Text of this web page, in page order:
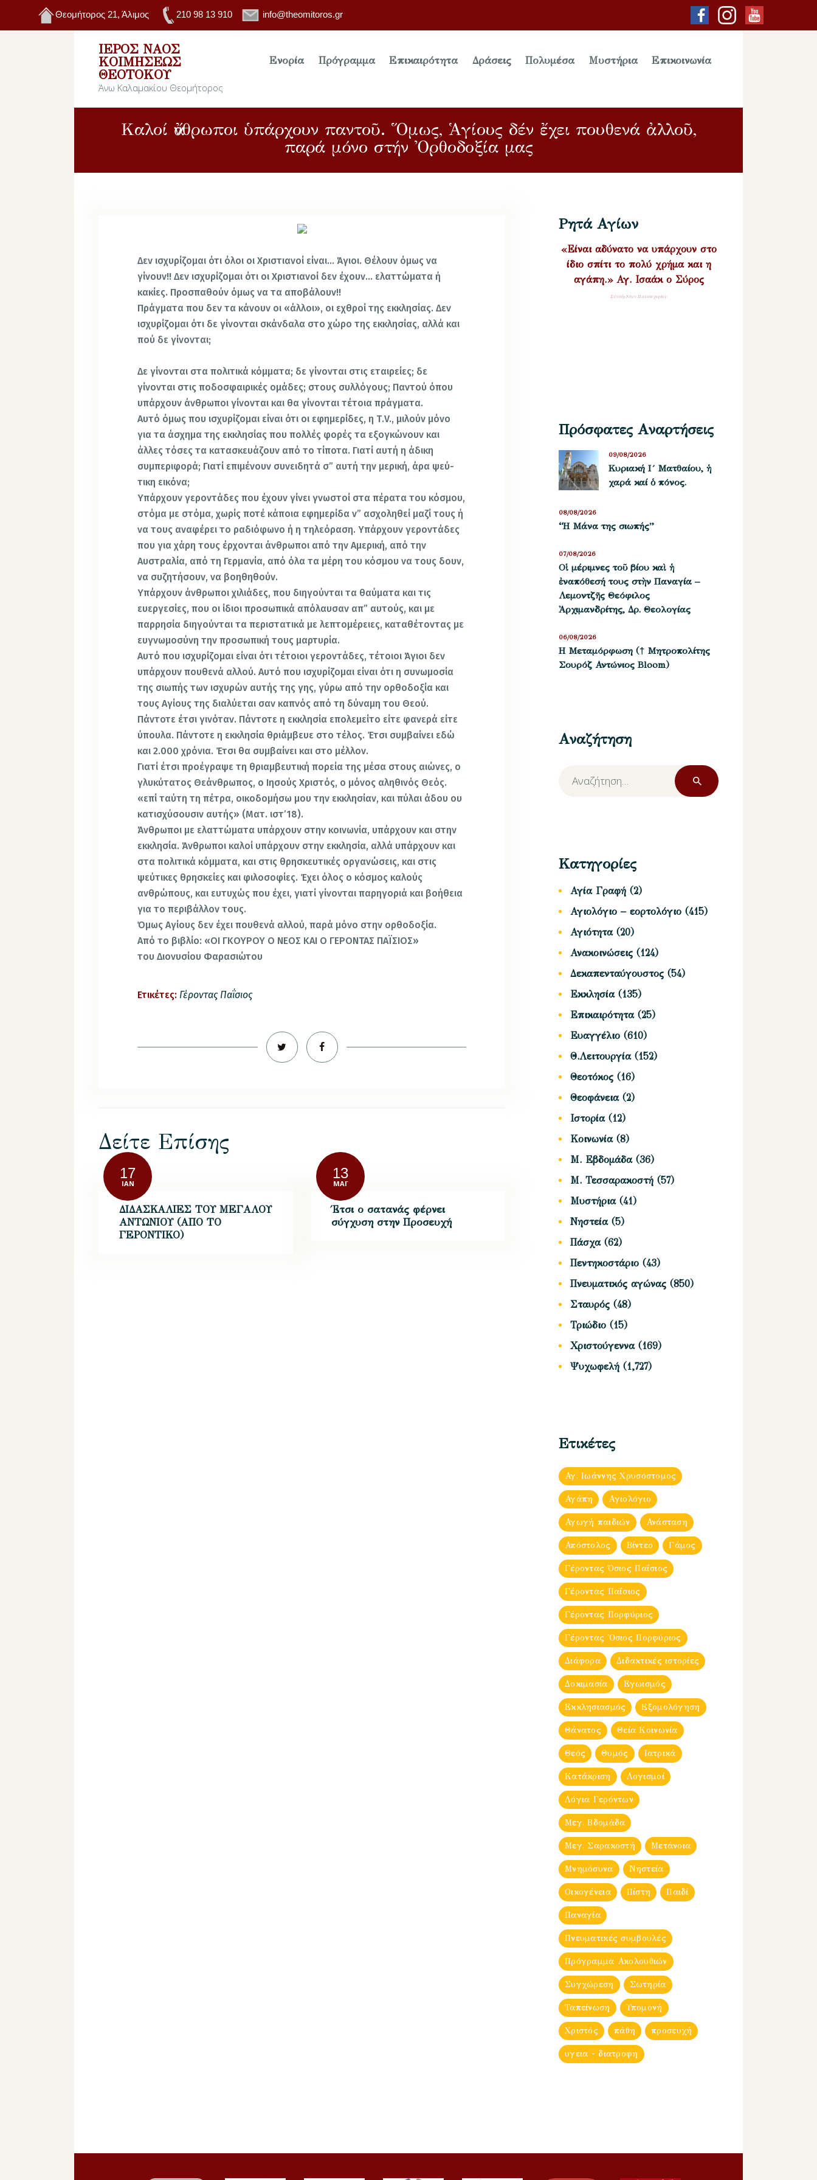
Θεομήτορος 21, Άλιμος 210 98 13 910 info@theomitoros.gr
ΙΕΡΌΣ ΝΑΌΣ
ΚΟΙΜΉΣΕΩΣ
ΘΕΟΤΌΚΟΥ
Άνω Καλαμακίου Θεομήτορος
Ενορία Πρόγραμμα Επικαιρότητα Δράσεις Πολυμέσα Μυστήρια Επικοινωνία
Καλοί ἄνθρωποι ὑπάρχουν παντοῦ. Ὅμως, Ἁγίους δέν ἔχει πουθενά ἀλλοῦ,
παρά μόνο στήν Ὀρθοδοξία μας
Δεν ισχυρίζομαι ότι όλοι οι Χριστιανοί είναι… Άγιοι. Θέλουν όμως να
γίνουν!! Δεν ισχυρίζομαι ότι οι Χριστιανοί δεν έχουν… ελατ­τώματα ή
κακίες. Προσπαθούν όμως να τα αποβάλουν!!
Πράγματα που δεν τα κάνουν οι «άλλοι», οι εχθροί της εκκλησίας. Δεν
ισχυρίζο­μαι ότι δε γίνονται σκάνδαλα στο χώρο της εκκλησίας, αλλά και
πού δε γίνονται;
Δε γίνονται στα πολιτικά κόμματα; δε γίνονται στις εται­ρείες; δε
γίνονται στις ποδοσφαιρικές ομάδες; στους συλλόγους; Παντού όπου
υπάρχουν άνθρωποι γίνονται και θα γίνονται τέτοια πράγματα.
Αυτό όμως που ισχυρίζομαι είναι ότι οι εφημερίδες, η Τ.V., μιλούν μόνο
για τα άσχημα της εκκλησίας που πολλές φορές τα εξογκώνουν και
άλλες τόσες τα κατασκευάζουν από το τίποτα. Γιατί αυτή η άδικη
συμπεριφορά; Γιατί επιμένουν συνειδητά σ” αυτή την μερική, άρα ψεύ­
τικη εικόνα;
Υπάρχουν γεροντάδες που έχουν γίνει γνωστοί στα πέρατα του κό­σμου,
στόμα με στόμα, χωρίς ποτέ κάποια εφημερίδα ν” ασχοληθεί μα­ζί τους ή
να τους αναφέρει το ραδιόφωνο ή η τηλεόραση. Υπάρχουν γεροντάδες
που για χάρη τους έρχονται άνθρωποι από την Αμερική, από την
Αυστραλία, από τη Γερμανία, από όλα τα μέρη του κόσμου να τους δουν,
να συζητήσουν, να βοηθηθούν.
Υπάρχουν άνθρωποι χιλιά­δες, που διηγούνται τα θαύματα και τις
ευεργεσίες, που οι ίδιοι προσωπικά απόλαυσαν απ” αυτούς, και με
παρρησία διηγούνται τα περιστατι­κά με λεπτομέρειες, καταθέτοντας με
ευγνωμοσύνη την προσωπική τους μαρτυρία.
Αυτό που ισχυρίζομαι είναι ότι τέτοιοι γεροντάδες, τέτοιοι Άγιοι δεν
υπάρχουν πουθενά αλλού. Αυτό που ισχυρίζομαι είναι ότι η συνω­μοσία
της σιωπής των ισχυρών αυτής της γης, γύρω από την ορθοδο­ξία και
τους Αγίους της διαλύεται σαν καπνός από τη δύναμη του Θεού.
Πάντοτε έτσι γινόταν. Πάντοτε η εκκλησία επολεμείτο είτε φανε­ρά είτε
ύπουλα. Πάντοτε η εκκλησία θριάμβευε στο τέλος. Έτσι συμ­βαίνει εδώ
και 2.000 χρόνια. Έτσι θα συμβαίνει και στο μέλλον.
Γιατί έτσι προέγραψε τη θριαμβευτική πορεία της μέσα στους αιώνες, ο
γλυκύτατος Θεάνθρωπος, ο Ιησούς Χριστός, ο μόνος αληθινός Θεός.
«επί ταύτη τη πέτρα, οικοδομήσω μου την εκκλησίαν, και πύλαι άδου ου
κατισχύσουσιν αυτής» (Ματ. ιστ’18).
Άνθρωποι με ελαττώματα υπάρχουν στην κοινωνία, υπάρχουν και στην
εκκλησία. Άνθρωποι καλοί υπάρχουν στην εκκλησία, αλλά υπάρ­χουν και
στα πολιτικά κόμματα, και στις θρησκευτικές οργανώσεις, και στις
ψεύτικες θρησκείες και φιλοσοφίες. Έχει όλος ο κόσμος καλούς
ανθρώπους, και ευτυχώς που έχει, γιατί γίνονται παρηγοριά και βοήθεια
για το περιβάλλον τους.
Όμως Αγίους δεν έχει πουθενά αλλού, παρά μόνο στην ορθοδοξία.
Από το βιβλίο: «ΟΙ ΓΚΟΥΡΟΥ Ο ΝΕΟΣ ΚΑΙ Ο ΓΕΡΟΝΤΑΣ ΠΑΪΣΙΟΣ»
του Διονυσίου Φαρασιώτου
Ετικέτες: Γέροντας Παΐσιος
Δείτε Επίσης
17
ΙΑΝ
ΔΙΔΑΣΚΑΛΙΕΣ ΤΟΥ ΜΕΓΑΛΟΥ
ΑΝΤΩΝΙΟΥ (ΑΠΟ ΤΟ
ΓΕΡΟΝΤΙΚΟ)
13
ΜΆΙ
Έτσι ο σατανάς φέρνει
σύγχυση στην Προσευχή
Ρητά Αγίων
«Είναι αδύνατο να υπάρχουν στο
ίδιο σπίτι το πολύ χρήμα και η
αγάπη.» Αγ. Ισαάκ ο Σύρος
Σύναξη Νέων Παλαιοχωρίου
Πρόσφατες Αναρτήσεις
Κυριακή Ι´ Ματθαίου, ἡ
χαρά καί ὁ πόνος.
09/08/2026
“Η Μάνα της σιωπής”
08/08/2026
Οἱ μέριμνες τοῦ βίου καὶ ἡ
ἐναπόθεσή τους στὴν Παναγία –
Λεμοντζῆς Θεόφιλος
Ἀρχιμανδρίτης, Δρ. Θεολογίας
07/08/2026
Η Μεταμόρφωση († Μητροπολίτης
Σουρόζ Αντώνιος Bloom)
06/08/2026
Αναζήτηση
Αναζήτηση
για:
Κατηγορίες
Αγία Γραφή (2)
Αγιολόγιο – εορτολόγιο (415)
Αγιότητα(20)
Ανακοινώσεις (124)
Δεκαπενταύγουστος (54)
Εκκλησία(135)
Επικαιρότητα(25)
Ευαγγέλιο (610)
Θ.Λειτουργία(152)
Θεοτόκος (16)
Θεοφάνεια(2)
Ιστορία(12)
Κοινωνία(8)
Μ. Εβδομάδα(36)
Μ. Τεσσαρακοστή (57)
Μυστήρια(41)
Νηστεία(5)
Πάσχα(62)
Πεντηκοστάριο (43)
Πνευματικός αγώνας (850)
Σταυρός (48)
Τριώδιο (15)
Χριστούγεννα(169)
Ψυχωφελή (1,727)
Ετικέτες
Αγ. Ιωάννης Χρυσόστομος
Αγάπη Αγιολόγιο
Αγωγή παιδιών Ανάσταση
Απόστολος Βίντεο Γάμος
Γέροντας Όσιος Παΐσιος
Γέροντας Παΐσιος
Γέροντας Πορφύριος
Γέροντας Ὀσιος Πορφύριος
Διάφορα Διδακτικές ιστορίες
Δοκιμασία Εγωισμός
Εκκλησιασμός Εξομολόγηση
Θάνατος Θεία Κοινωνία
Θεός Θυμός Ιατρικά
Κατάκριση Λογισμοί
Λόγια Γερόντων
Μεγ. Βδομἀδα
Μεγ. Σαρακοστή Μετάνοια
Μνημόσυνα Νηστεία
Οικογένεια Πίστη Παιδί
Παναγία
Πνευματικές συμβουλές
Πρόγραμμα Ακολουθιών
Συγχώρεση Σωτηρία
Ταπείνωση Υπομονή
Χριστός πάθη προσευχή
υγεια - διατροφη